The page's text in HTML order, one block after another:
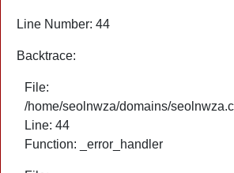
Line Number: 44
Backtrace:
File:
/home/seolnwza/domains/
Line: 44
Function: _error_handler